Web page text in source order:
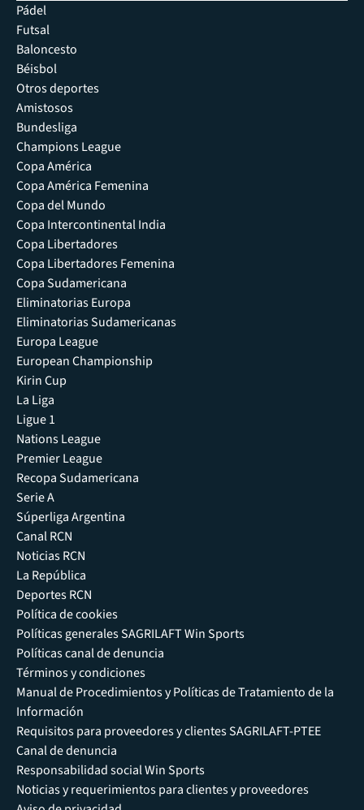
Pádel
Futsal
Baloncesto
Béisbol
Otros deportes
Amistosos
Bundesliga
Champions League
Copa América
Copa América Femenina
Copa del Mundo
Copa Intercontinental India
Copa Libertadores
Copa Libertadores Femenina
Copa Sudamericana
Eliminatorias Europa
Eliminatorias Sudamericanas
Europa League
European Championship
Kirin Cup
La Liga
Ligue 1
Nations League
Premier League
Recopa Sudamericana
Serie A
Súperliga Argentina
Canal RCN
Noticias RCN
La República
Deportes RCN
Política de cookies
Políticas generales SAGRILAFT Win Sports
Políticas canal de denuncia
Términos y condiciones
Manual de Procedimientos y Políticas de Tratamiento de la
Información
Requisitos para proveedores y clientes SAGRILAFT-PTEE
Canal de denuncia
Responsabilidad social Win Sports
Noticias y requerimientos para clientes y proveedores